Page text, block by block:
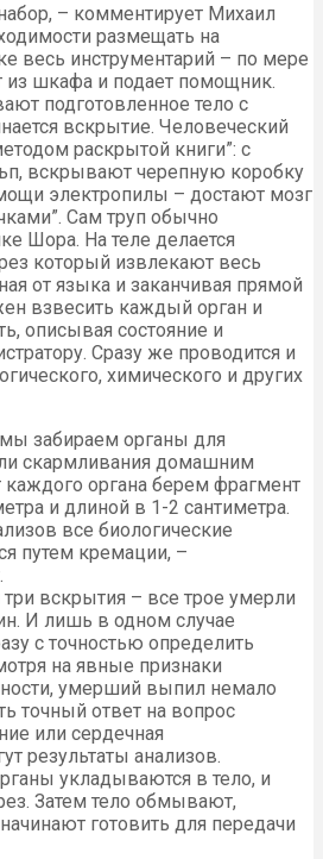
– комментирует Михаил
размещать на
весь инструментарий – по мере
из шкафа и подает помощник.
подготовленное тело с
вскрытие. Человеческий
раскрытой книги”: с
вскрывают черепную коробку
электропилы – достают мозг
Сам труп обычно
Шора. На теле делается
который извлекают весь
от языка и заканчивая прямой
взвесить каждый орган и
описывая состояние и
Сразу же проводится и
химического и других
забираем органы для
скармливания домашним
органа берем фрагмент
и длиной в 1-2 сантиметра.
все биологические
путем кремации, –
вскрытия – все трое умерли
И лишь в одном случае
с точностью определить
на явные признаки
умерший выпил немало
точный ответ на вопрос
или сердечная
результаты анализов.
укладываются в тело, и
Затем тело обмывают,
готовить для передачи